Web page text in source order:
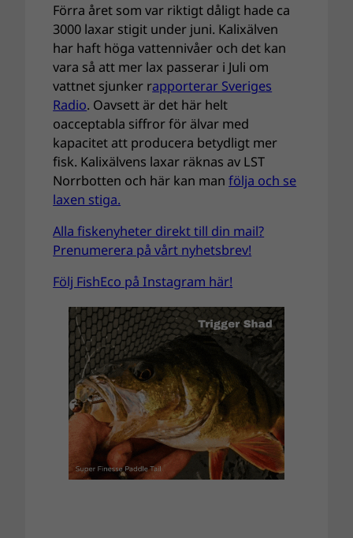
Förra året som var riktigt dåligt hade ca
3000 laxar stigit under juni. Kalixälven
har haft höga vattennivåer och det kan
vara så att mer lax passerar i Juli om
vattnet sjunker rapporterar Sveriges
Radio. Oavsett är det här helt
oacceptabla siffror för älvar med
kapacitet att producera betydligt mer
fisk. Kalixälvens laxar räknas av LST
Norrbotten och här kan manfölja och se
laxen stiga.
Alla fiskenyheter direkt till din mail?
Prenumerera på vårt nyhetsbrev!
Följ FishEco på Instagram här!